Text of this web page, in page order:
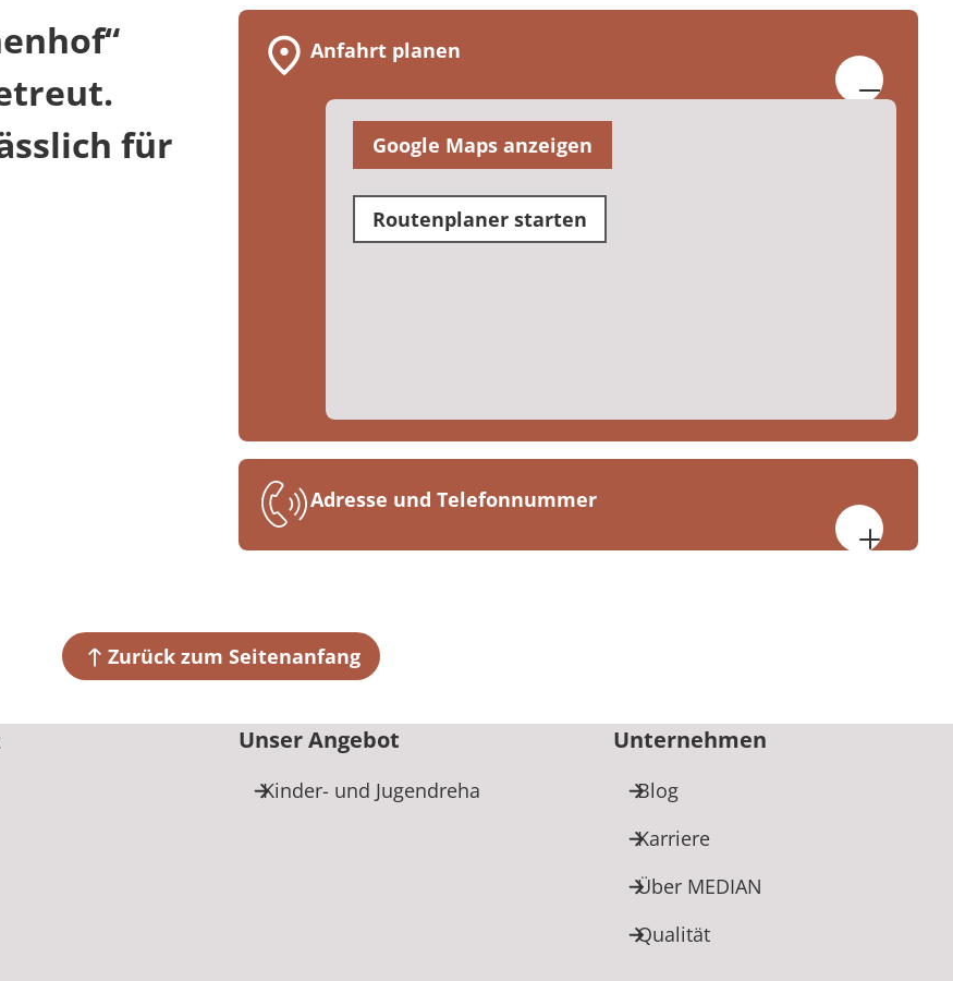
für
Anfahrt planen
Google Maps anzeigen
Routenplaner starten
Adresse und Telefonnummer
18181 Ostseeheilbad Graal-Müritz
+49 38206 89010
Zurück zum Seitenanfang
Unser Angebot
Kinder- und Jugendreha
Unternehmen
Blog
Karriere
Über MEDIAN
Qualität